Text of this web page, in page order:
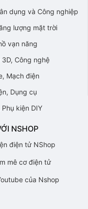
dụng và Công nghiệp
lượng mặt trời
vạn năng
3D, Công nghệ
Mạch điện
Dụng cụ
Phụ kiện DIY
NSHOP
điện tử NShop
mê cơ điện tử
của Nshop